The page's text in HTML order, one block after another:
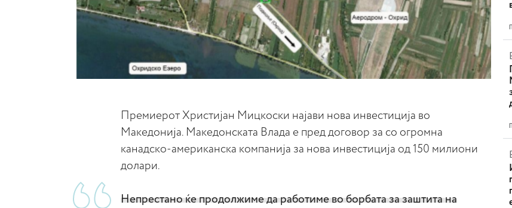
Премиерот Христијан Мицкоски најави нова инвестиција во
Македонија. Македонската Влада е пред договор за со огромна
канадско-американска компанија за нова инвестиција од 150 милиони
долари.
Непрестано ќе продолжиме да работиме во борбата за заштита на